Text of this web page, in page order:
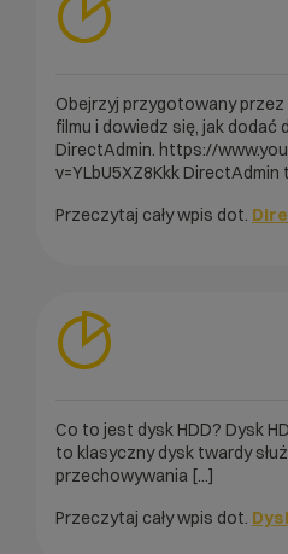
Obejrzyj przygotowany
filmu i dowiedz się, jak dodać
DirectAdmin. https://
v=YLbU5XZ8Kkk DirectAdmin
Przeczytaj cały wpis dot.
Co to jest dysk HDD? Dysk
to klasyczny dysk twardy
przechowywania [...]
Przeczytaj cały wpis dot.